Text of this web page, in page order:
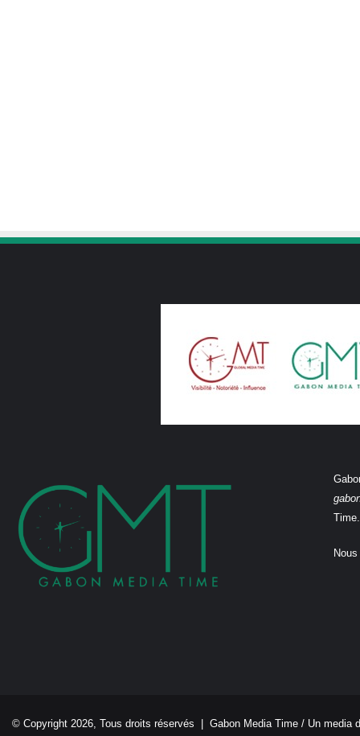
Time.
© Copyright 2026, Tous droits réservés | Gabon Media Time / Un media